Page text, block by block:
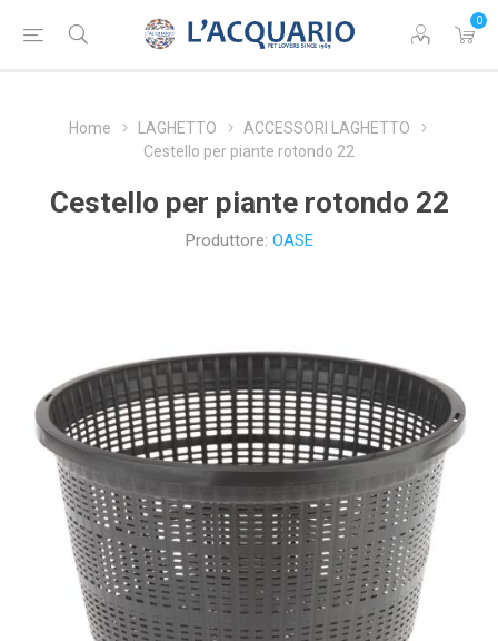
0
Home LAGHETTO
ACCESSORI LAGHETTO
Cestello per piante rotondo 22
Cestello per piante rotondo 22
Produttore: OASE